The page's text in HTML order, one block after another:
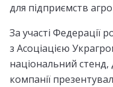
для підприємств
За участі Федерації
з Асоціацією
національний стенд,
компанії